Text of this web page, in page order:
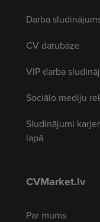
Darba
CV datubāze
VIP darba
Sociālo mediju
Sludinājumi
lapā
CVMarket.lv
Par mums